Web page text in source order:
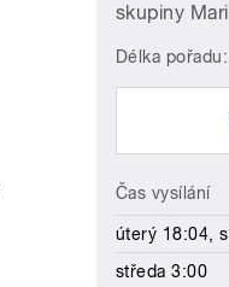
skupiny
Délka pořadu:
Čas vysílání
úterý 18:04,
středa 3:00